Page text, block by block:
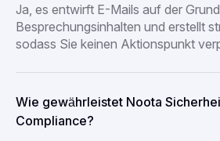
Ja, es entwirft E-Mails auf der
Besprechungsinhalten und erstellt
sodass Sie keinen Aktionspunkt
Wie gewährleistet Noota
Compliance?